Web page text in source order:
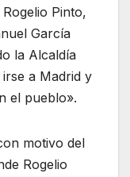
Pinto,
García
la Alcaldía
a Madrid y
el pueblo».
motivo del
Rogelio